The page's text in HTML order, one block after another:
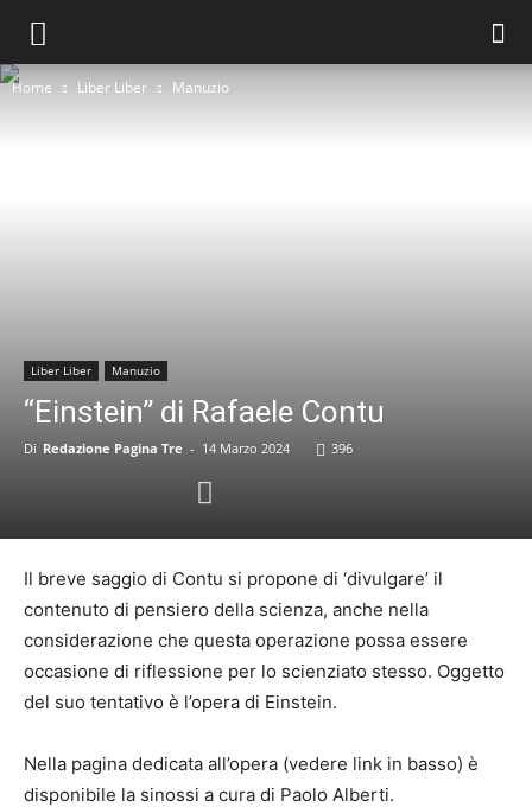
Home Liber Liber Manuzio
Liber Liber Manuzio
“Einstein” di Rafaele Contu
Di Redazione Pagina Tre - 14 Marzo 2024 396
Il breve saggio di Contu si propone di ‘divulgare’ il
contenuto di pensiero della scienza, anche nella
considerazione che questa operazione possa essere
occasione di riflessione per lo scienziato stesso. Oggetto
del suo tentativo è l’opera di Einstein.
Nella pagina dedicata all’opera (vedere link in basso) è
disponibile la sinossi a cura di Paolo Alberti.